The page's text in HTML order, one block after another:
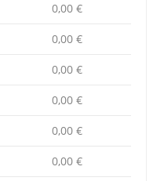
0,00 €
0,00 €
0,00 €
0,00 €
0,00 €
0,00 €